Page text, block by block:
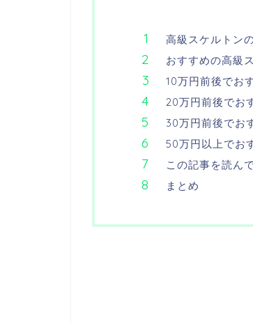
高級スケルトン
おすすめの高級
10万円前後でお
20万円前後でお
30万円前後でお
50万円以上でお
この記事を読ん
まとめ